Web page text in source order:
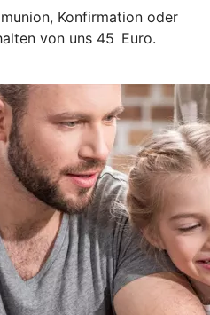
Konfirmation oder
von uns 45 Euro.